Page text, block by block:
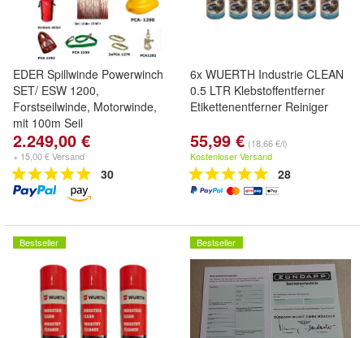
EDER Spillwinde Powerwinch
SET/ ESW 1200,
Forstseilwinde, Motorwinde,
mit 100m Seil
2.249,00 €
+ 15,00 € Versand
30
6x WUERTH Industrie CLEAN
0.5 LTR Klebstoffentferner
Etikettenentferner Reiniger
55,99 € (18,66 €/l)
Kostenloser Versand
28
Bestseller Bestseller